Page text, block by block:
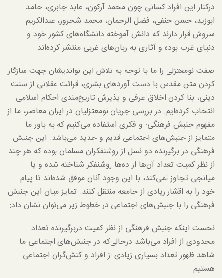
درکنار این افراد کسانی چون محمد آرکون، عابد جابری، حامد
ابوزید، حسن حنفی، فضل الرحمان، محمد شحرور، عبدالکریم
سروش قرار دارند که دانش آموخته دانشگاه‌های کشور خود و
دنیای غرب بوده و آثاری به زبان‌های غربی منتشر کرده‌اند.
صفت نومعتزلی را ما با توجه به تلاش این نواندیشان جهت سازگار
کردن متن مقدس با دست آوردهای بشری، قرائت عقلانی از سنت
دینی، بنا کردن اخلاق عرفی و پذیرش تاریخ‌مندی احکام اسلامی
انتخاب کرده‌ایم. در بررسی جریان نومعتزلیان در ایران معاصر، ما از
مفهوم جنبش فرهنگی∙ و فکری استفاده می‌کنیم که به باور ما
متمایز از جنبش‌های اجتماعی قدیم و جدید می‌باشد. این جنبش
فرهنگی در برگیرنده دو نسل از روشنفکران مسلمان بوده که هر چند
از نظر کمیت تعداد آن‌ها از ده‌ها روشنفکر شناخته شده و یا
میانجی تجاوز نمی‌کند، با این وجود آنان موفق شده‌اند تا پیام
خود را به اقشار زیادی از جامعه منتقل کنند. تمایز میان این جنبش
فرهنگی را با جنبش‌های اجتماعی در خطوط زیر می‌توان نشان داد:
نخست اینکه جنبش فرهنگی از نظر کمیت دربرگیرنده تعداد
محدودی از افراد می‌باشد درحالی‌که در جنبش‌های اجتماعی ما
شاهد ظهور تعداد بسیاری زیادی از افراد و کنش‌گران اجتماعی
هستیم.